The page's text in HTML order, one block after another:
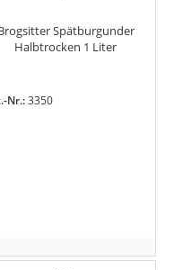
Spätburgunder
Halbtrocken 1 Liter
Nr.:3350